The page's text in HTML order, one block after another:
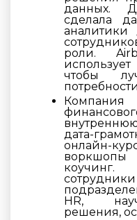
данных.
сделала
аналитики
роли.
чтобы
дата-
онлайн-
HR,
решения,